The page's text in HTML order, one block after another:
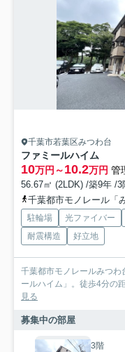
千葉市若葉区みつわ台
ファミールハイム
10万円～10.2万円 管
56.67㎡ (2LDK) /築9年 /3
千葉都市モノレール「
駐輪場 光ファイバー
耐震構造
好立地
千葉都市モノレールみつわ
ールハイム」。徒歩4分の
見る
募集中の部屋
3階